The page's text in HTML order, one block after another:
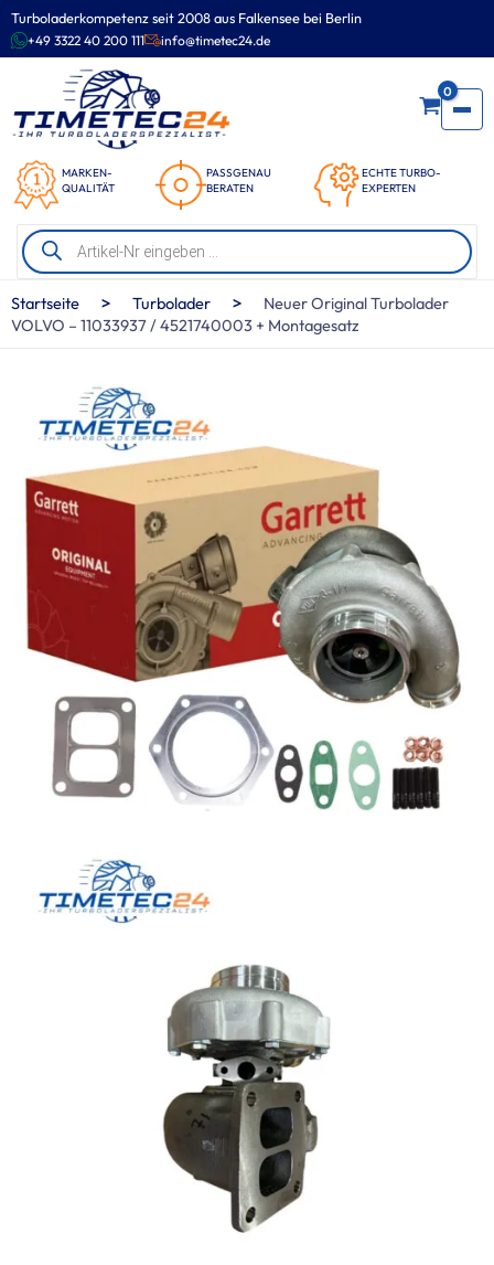
Turboladerkompetenz seit 2008 aus Falkensee bei Berlin
+49 3322 40 200 111 info@timetec24.de
MARKEN-
QUALITÄT
PASSGENAU
BERATEN
ECHTE TURBO-
EXPERTEN
0
Products
search
Zum
Inhalt
springen
Startseite > Turbolader >
Neuer Original Turbolader
VOLVO – 11033937 / 4521740003 + Montagesatz